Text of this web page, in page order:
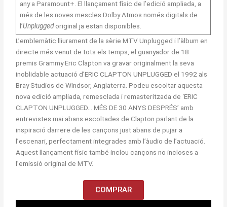
any a Paramount+. El llançament físic de l’edició ampliada, a
més de les noves mescles Dolby Atmos només digitals de
l’Unpluggedoriginal ja estan disponibles.
L’emblemàtic lliurament de la sèrie MTV Unplugged i l’àlbum en
directe més venut de tots els temps, el guanyador de 18
premis Grammy Eric Clapton va gravar originalment la seva
inoblidable actuació d’ERIC CLAPTON UNPLUGGED el 1992 als
Bray Studios de Windsor, Anglaterra. Podeu escoltar aquesta
nova edició ampliada, remesclada i remasteritzada de ‘ERIC
CLAPTON UNPLUGGED… MÉS DE 30 ANYS DESPRÉS’ amb
entrevistes mai abans escoltades de Clapton parlant de la
inspiració darrere de les cançons just abans de pujar a
l’escenari, perfectament integrades amb l’àudio de l’actuació.
Aquest llançament físic també inclou cançons no incloses a
l’emissió original de MTV.
COMPRAR